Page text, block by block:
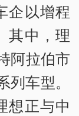
以增程
其中，理
阿拉伯市
车型。
想正与中